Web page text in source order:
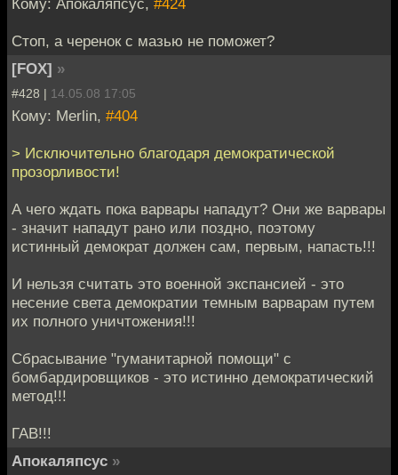
Кому: Апокаляпсус, #424
Стоп, а черенок с мазью не поможет?
[FOX] »
#428 | 14.05.08 17:05
Кому: Merlin, #404
> Исключительно благодаря демократической
прозорливости!
А чего ждать пока варвары нападут? Они же варвары
- значит нападут рано или поздно, поэтому
истинный демократ должен сам, первым, напасть!!!
И нельзя считать это военной экспансией - это
несение света демократии темным варварам путем
их полного уничтожения!!!
Сбрасывание "гуманитарной помощи" с
бомбардировщиков - это истинно демократический
метод!!!
ГАВ!!!
Апокаляпсус »